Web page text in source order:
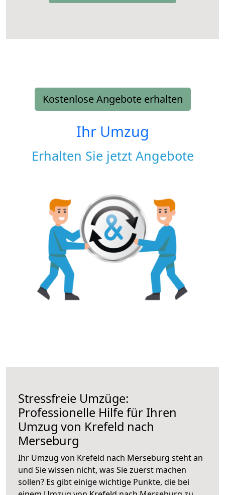
Kostenlose Angebote erhalten
Ihr Umzug
Erhalten Sie jetzt Angebote
Stressfreie Umzüge:
Professionelle Hilfe für Ihren
Umzug von Krefeld nach
Merseburg
Ihr Umzug von Krefeld nach Merseburg steht an
und Sie wissen nicht, was Sie zuerst machen
sollen? Es gibt einige wichtige Punkte, die bei